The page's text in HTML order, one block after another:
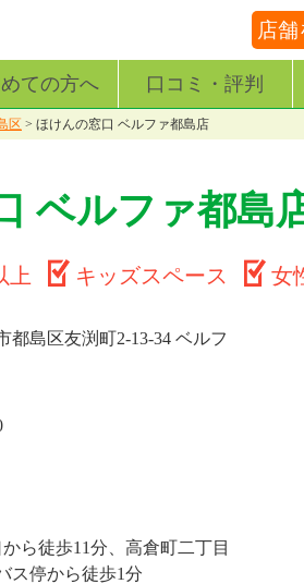
店舗
ての方へ 口コミ・評判
区 > ほけんの窓口 ベルファ都島店
ベルファ都島
上 キッズスペース 女
都島区友渕町2-13-34 ベルフ
ら徒歩11分、高倉町二丁目
ス停から徒歩1分